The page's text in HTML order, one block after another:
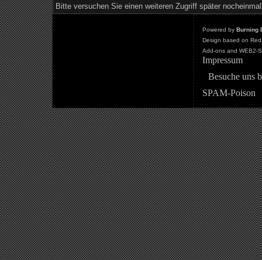
Bitte versuchen Sie einen weiteren Zugriff später
Powered by Burning
Design based on
Add-ons and WEB2-
Impressum
Besuche uns
SPAM-Poison